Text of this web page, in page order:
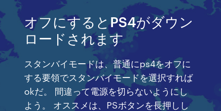
オフにするとPS4がダウン
ロードされます
スタンバイモードは、普通にps4をオフに
する要領でスタンバイモードを選択すれば
okだ。 間違って電源を切らないようにし
よう。 オススメは、PSボタンを長押しし